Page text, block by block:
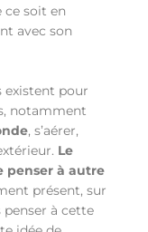
ce soit en
avec son
existent pour
notamment
, s’aérer,
Le
penser à autre
présent, sur
à cette